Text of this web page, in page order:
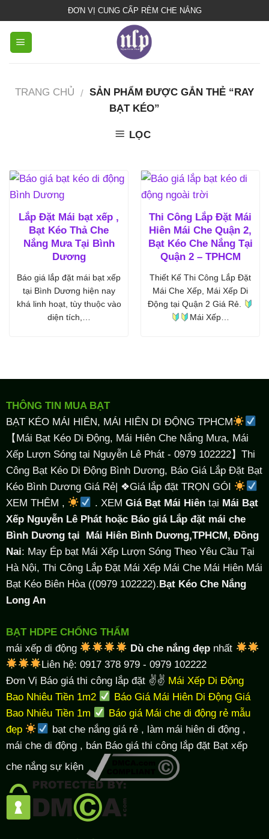
che
nắng
mưa
ĐƠN VỊ CUNG CẤP RÈM CHE NẮNG
TRANG CHỦ / SẢN PHẨM ĐƯỢC GẮN THẺ “RAY
BẠT KÉO”
LỌC
Lắp Đặt Mái bạt xếp ,
Bạt Kéo Thả Che
Nắng Mưa Tại Bình
Dương
Báo giá lắp đặt mái bạt xếp
tại Bình Dương hiện nay
khá linh hoạt, tùy thuộc vào
diện tích,…
Thi Công Lắp Đặt Mái
Hiên Mái Che Quận 2,
Bạt Kéo Che Nắng Tại
Quận 2 – TPHCM
Thiết Kế Thi Công Lắp Đặt
Mái Che Xếp, Mái Xếp Di
Động tại Quận 2 Giá Rẻ.
Mái Xếp…
THÔNG TIN MUA BẠT
BẠT KÉO MÁI HIÊN, MÁI HIÊN DI ĐỘNG TPHCM
【Mái Bạt Kéo Di Động, Mái Hiên Che Nắng Mưa, Mái
Xếp Lượn Sóng tại Nguyễn Lê Phát - 0979 102222】Thi
Công Bạt Kéo Di Động Bình Dương, Báo Giá Lắp Đặt Bạt
Kéo Bình Dương Giá Rẻ| ❖Giá lắp đặt TRỌN GÓI
XEM THÊM ,
. XEM Giá Bạt Mái Hiêntại Mái Bạt
Xếp Nguyễn Lê Phát hoặc Báo giá Lắp đặt mái che
Bình Dương tại Mái Hiên Bình Dương,TPHCM, Đồng
Nai: May Ép bạt Mái Xếp Lượn Sóng Theo Yêu Cầu Tại
Hà Nội, Thi Công Lắp Đặt Mái Xếp Mái Che Mái Hiên Mái
Bạt Kéo Biên Hòa ((0979 102222).Bạt Kéo Che Nắng
Long An
BẠT HDPE CHỐNG THẤM
mái xếp di động Dù che nắng đẹp nhất
Liên hệ: 0917 378 979 - 0979 102222
Đơn Vị Báo giá thi công lắp đặt ✌✌ Mái Xếp Di Động
Bao Nhiêu Tiền 1m2
Báo Giá Mái Hiên Di Động Giá
Bao Nhiêu Tiền 1m
Báo giá Mái che di động rẻ mẫu
đẹp
bạt che nắng giá rẻ, làm mái hiên di động,
mái che di động , bán Báo giá thi công lắp đặt Bạt xếp
che nắng sự kiện